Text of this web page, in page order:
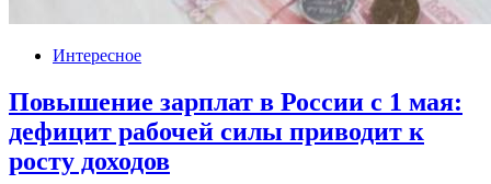
Интересное
Повышение зарплат в России с 1 мая:
дефицит рабочей силы приводит к
росту доходов